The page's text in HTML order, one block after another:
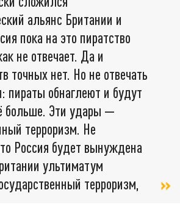
альянс Британии и
пока на это пиратство
не отвечает. Да и
точных нет. Но не отвечать
пираты обнаглеют и будут
больше. Эти удары —
терроризм. Не
Россия будет вынуждена
ультиматум
терроризм,